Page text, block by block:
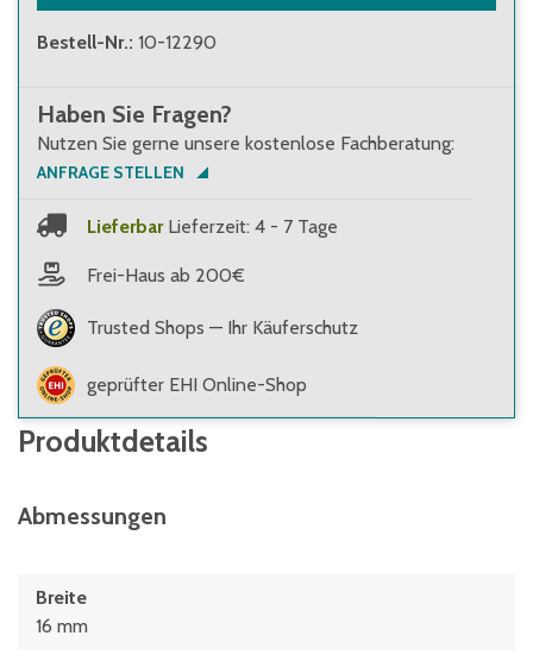
Bestell-Nr.: 10-12290
Haben Sie Fragen?
Nutzen Sie gerne unsere kostenlose Fachberatung:
ANFRAGE STELLEN
Lieferbar Lieferzeit: 4 - 7 Tage
Frei-Haus ab 200€
Trusted Shops — Ihr Käuferschutz
geprüfter EHI Online-Shop
Produktdetails
Abmessungen
Breite
16 mm